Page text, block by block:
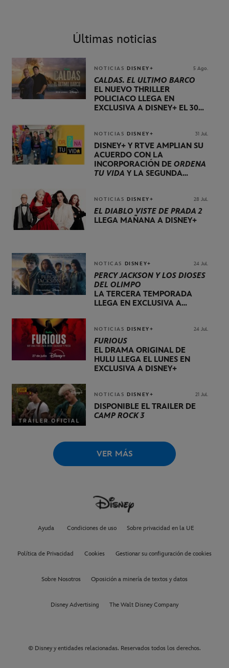
Últimas noticias
NOTICIAS DISNEY+ 5 Ago.
CALDAS. EL ÚLTIMO BARCO
EL NUEVO THRILLER
POLICIACO LLEGA EN
EXCLUSIVA A DISNEY+ EL 30
NOTICIAS DISNEY+ 31 Jul.
DISNEY+ Y RTVE AMPLÍAN SU
ACUERDO CON LA
INCORPORACIÓN DE ORDENA
TU VIDA Y LA SEGUNDA
NOTICIAS DISNEY+ 28 Jul.
EL DIABLO VISTE DE PRADA 2
LLEGA MAÑANA A DISNEY+
NOTICAS DISNEY+ 24 Jul.
PERCY JACKSON Y LOS DIOSES
DEL OLIMPO
LA TERCERA TEMPORADA
LLEGA EN EXCLUSIVA A
NOTICIAS DISNEY+ 24 Jul.
FURIOUS
EL DRAMA ORIGINAL DE
HULU LLEGA EL LUNES EN
EXCLUSIVA A DISNEY+
NOTICIAS DISNEY+ 21 Jul.
DISPONIBLE EL TRÁILER DE
CAMP ROCK 3
VER MÁS
Ayuda Condiciones de uso Sobre privacidad en la UE
Política de Privacidad Cookies Gestionar su configuración de cookies
Sobre Nosotros Oposición a minería de textos y datos
Disney Advertising The Walt Disney Company
© Disney y entidades relacionadas. Reservados todos los derechos.